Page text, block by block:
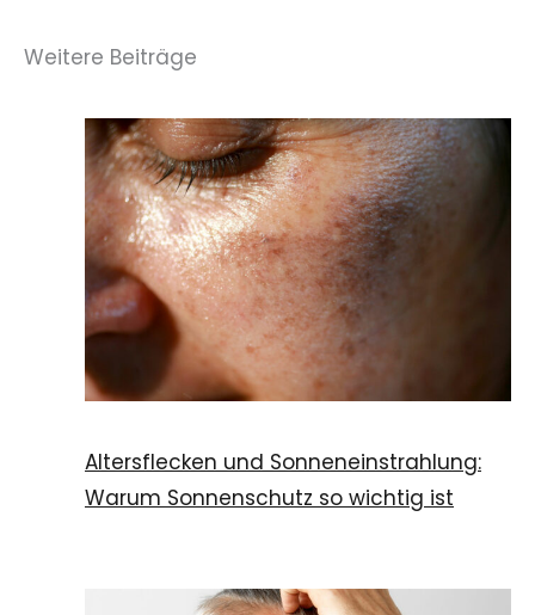
Weitere Beiträge
Altersflecken und Sonneneinstrahlung:
Warum Sonnenschutz so wichtig ist